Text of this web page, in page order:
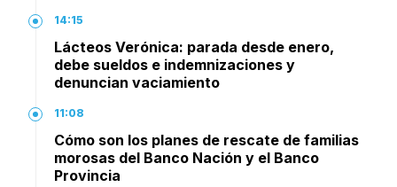
14:15
Lácteos Verónica: parada desde enero,
debe sueldos e indemnizaciones y
denuncian vaciamiento
11:08
Cómo son los planes de rescate de familias
morosas del Banco Nación y el Banco
Provincia